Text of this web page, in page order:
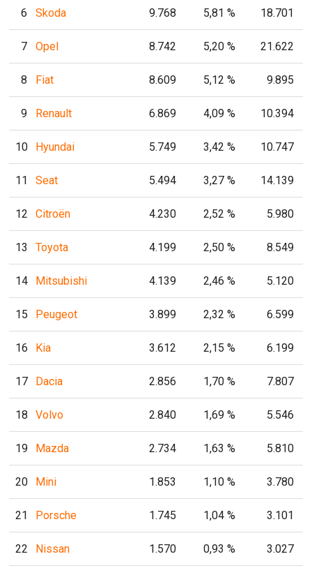
6 Skoda 9.768 5,81 % 18.701
7 Opel 8.742 5,20 % 21.622
8 Fiat 8.609 5,12 % 9.895
9 Renault 6.869 4,09 % 10.394
10 Hyundai 5.749 3,42 % 10.747
11 Seat 5.494 3,27 % 14.139
12 Citroën 4.230 2,52 % 5.980
13 Toyota 4.199 2,50 % 8.549
14 Mitsubishi 4.139 2,46 % 5.120
15 Peugeot 3.899 2,32 % 6.599
16 Kia 3.612 2,15 % 6.199
17 Dacia 2.856 1,70 % 7.807
18 Volvo 2.840 1,69 % 5.546
19 Mazda 2.734 1,63 % 5.810
20 Mini 1.853 1,10 % 3.780
21 Porsche 1.745 1,04 % 3.101
22 Nissan 1.570 0,93 % 3.027